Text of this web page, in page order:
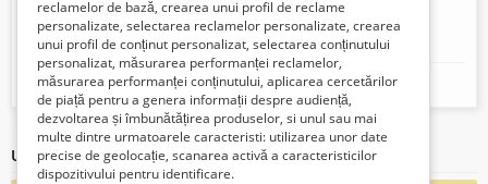
Locație:
030384
Website:
https://www.tpb.ro
https://www.tpb.ro
Ultimele articole ale acestui vânzător
reclamelor de bază, crearea unui profil de reclame
personalizate, selectarea reclamelor personalizate, crearea
unui profil de conținut personalizat, selectarea conținutului
personalizat, măsurarea performanței reclamelor,
măsurarea performanței conținutului, aplicarea cercetărilor
de piață pentru a genera informații despre audiență,
dezvoltarea și îmbunătățirea produselor, si unul sau mai
multe dintre urmatoarele caracteristi: utilizarea unor date
precise de geolocație, scanarea activă a caracteristicilor
dispozitivului pentru identificare.